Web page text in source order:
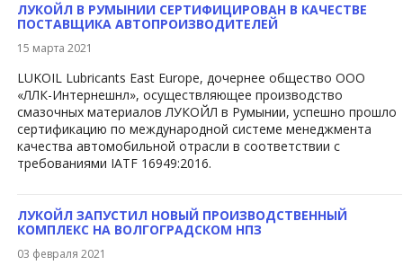
ЛУКОЙЛ В РУМЫНИИ СЕРТИФИЦИРОВАН В КАЧЕСТВЕ
ПОСТАВЩИКА АВТОПРОИЗВОДИТЕЛЕЙ
15 марта 2021
LUKOIL Lubricants East Europe, дочернее общество ООО
«ЛЛК-Интернешнл», осуществляющее производство
смазочных материалов ЛУКОЙЛ в Румынии, успешно прошло
сертификацию по международной системе менеджмента
качества автомобильной отрасли в соответствии с
требованиями IATF 16949:2016.​
ЛУКОЙЛ ЗАПУСТИЛ НОВЫЙ ПРОИЗВОДСТВЕННЫЙ
КОМПЛЕКС НА ВОЛГОГРАДСКОМ НПЗ
03 февраля 2021